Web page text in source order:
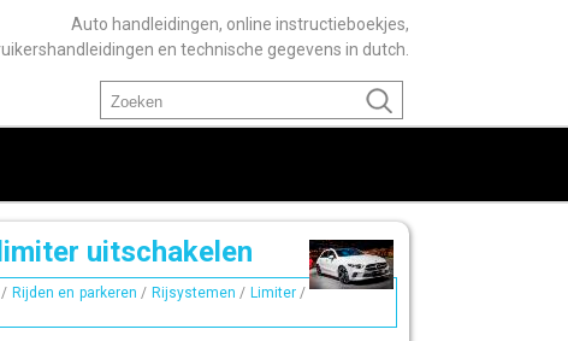
Auto handleidingen, online instructieboekjes,
en technische gegevens in dutch.
uitschakelen
Rijden en parkeren / Rijsystemen / Limiter/